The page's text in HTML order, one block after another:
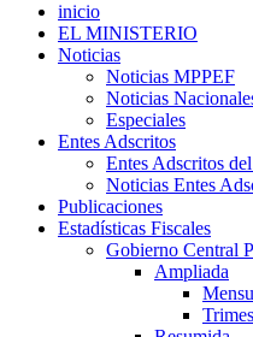
inicio
EL MINISTERIO
Noticias
Noticias MPPEF
Noticias
Especiales
Entes Adscritos
Entes Adscritos
Noticias Entes
Publicaciones
Estadísticas Fiscales
Gobierno Central
Ampliada